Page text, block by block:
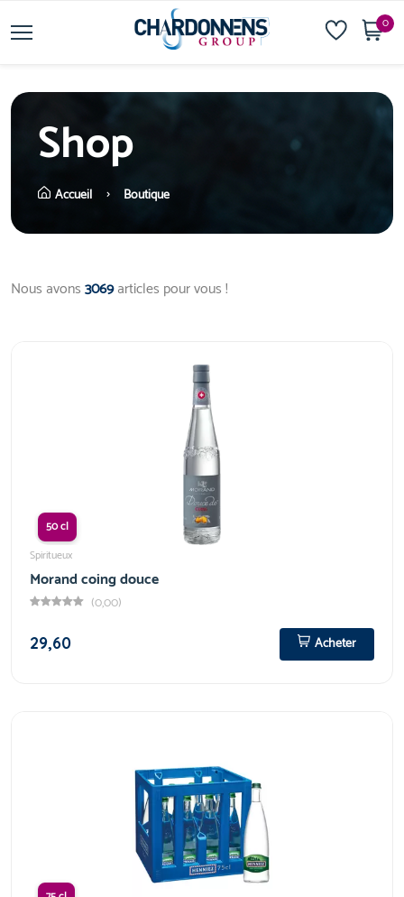
0
Shop
Accueil Boutique
Nous avons3069articles pour vous !
50 cl
Spiritueux
Morand coing douce
(0,00)
29,60
Acheter